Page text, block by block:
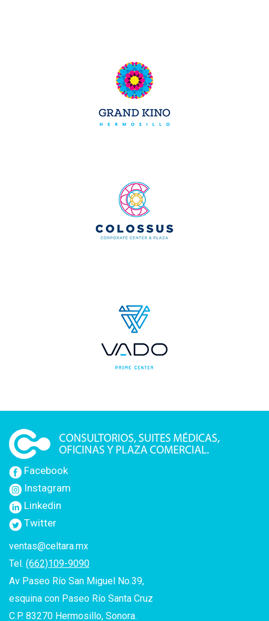
Facebook
Instagram
Linkedin
Twitter
ventas@celtara.mx
Tel. (662)109-9090
Av Paseo Río San Miguel No.39,
esquina con Paseo Río Santa Cruz
C.P. 83270 Hermosillo, Sonora.